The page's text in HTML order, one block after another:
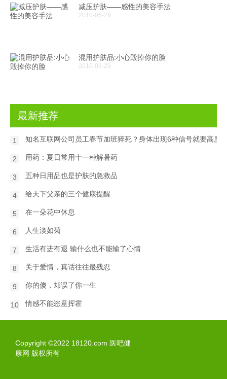
减压护肤——感性的美容手法
2010-06-29
混用护肤品:小心毁掉你的脸
2010-06-29
最新推荐
1 知名互联网公司员工春节加班猝死？身体出现6种信号就要高度
2 用药：夏日常用十一种解暑药
3 五种日用品也是护肤的急救品
4 给天下父亲的三个健康提醒
5 在一朵花中休息
6 人生淡如菊
7 生活有进有退 输什么也不能输了心情
8 关于爱情，真话往往最残忍
9 你的傻，却误了你一生
10 情感不能恣意挥霍
Copyright ©2022 18120.com 医吧健
康网 版权所有